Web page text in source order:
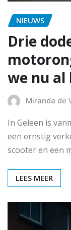
NIEUWS
Drie
we nu al
Miranda de
In Geleen is
een ernstig
scooter en een
LEES MEER